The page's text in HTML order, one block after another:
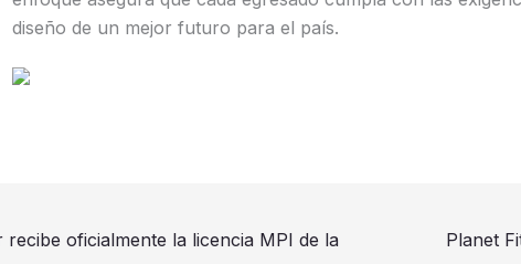
diseño de un mejor futuro para el país.
recibe oficialmente la licencia MPI de la
Planet